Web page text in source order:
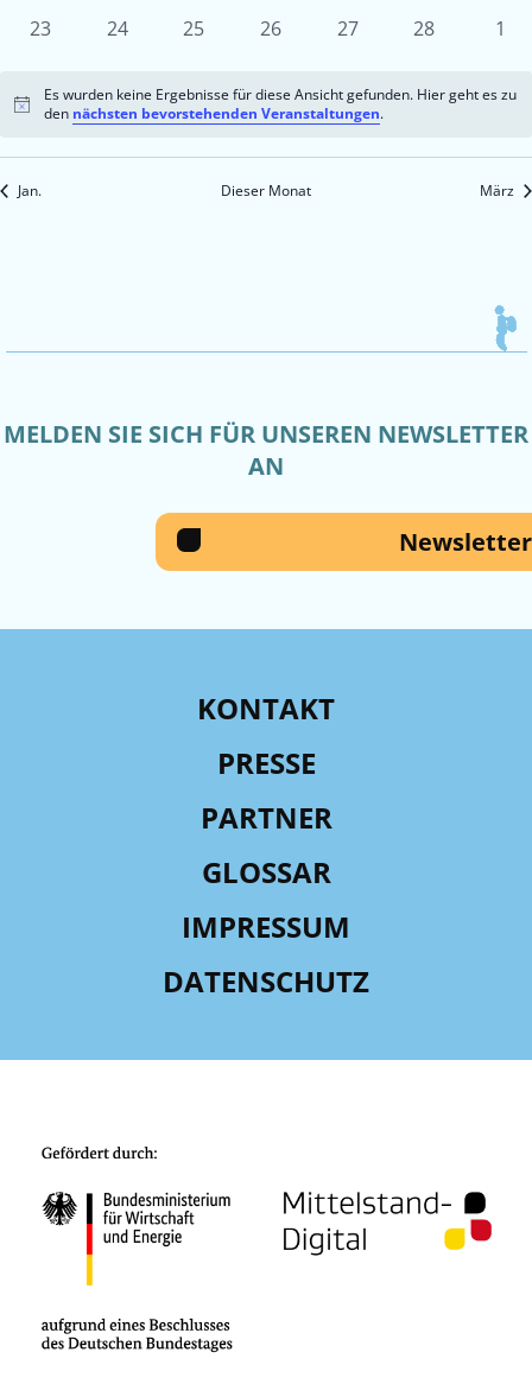
0
23
0
24
0
25
0
26
0
27
0
28
0
1
Hinweis
Es wurden keine Ergebnisse für diese Ansicht gefunden. Hier geht es zu
den nächsten bevorstehenden Veranstaltungen.
Jan. Dieser Monat März
MELDEN SIE SICH FÜR UNSEREN NEWSLETTER
AN
Newsletter
KONTAKT
PRESSE
PARTNER
GLOSSAR
IMPRESSUM
DATENSCHUTZ